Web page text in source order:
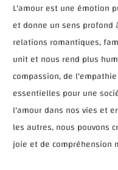
L'amour est une émotion
et donne un sens profond
relations romantiques,
unit et nous rend plus
compassion, de
essentielles pour une
l'amour dans nos vies et
les autres, nous pouvons
joie et de compréhension